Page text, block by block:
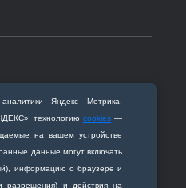
Яндекс Метрика,
технологиюcookies —
на вашем устройстве
данные могут включать
информацию о браузере и
разрешения) и действия на
Горького, 95